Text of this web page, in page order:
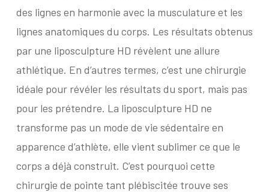
des lignes en harmonie avec la musculature et les
lignes anatomiques du corps. Les résultats obtenus
par une liposculpture HD révèlent une allure
athlétique. En d’autres termes, c’est une chirurgie
idéale pour révéler les résultats du sport, mais pas
pour les prétendre. La liposculpture HD ne
transforme pas un mode de vie sédentaire en
apparence d’athlète, elle vient sublimer ce que le
corps a déjà construit. C’est pourquoi cette
chirurgie de pointe tant plébiscitée trouve ses